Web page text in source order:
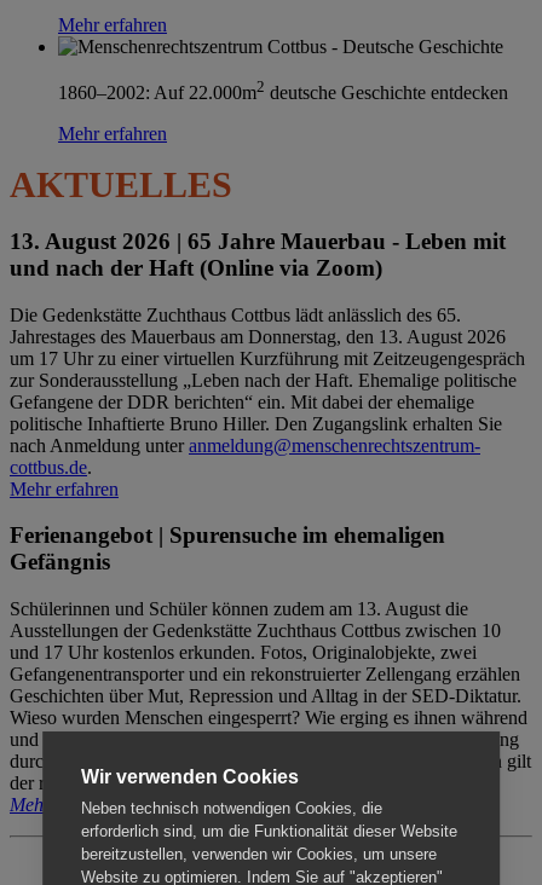
Mehr erfahren
1860–2002: Auf 22.000m2 deutsche Geschichte entdecken
Mehr erfahren
AKTUELLES
13. August 2026 | 65 Jahre Mauerbau - Leben mit
und nach der Haft (Online via Zoom)
Die Gedenkstätte Zuchthaus Cottbus lädt anlässlich des 65.
Jahrestages des Mauerbaus am Donnerstag, den 13. August 2026
um 17 Uhr zu einer virtuellen Kurzführung mit Zeitzeugengespräch
zur Sonderausstellung „Leben nach der Haft. Ehemalige politische
Gefangene der DDR berichten“ ein. Mit dabei der ehemalige
politische Inhaftierte Bruno Hiller. Den Zugangslink erhalten Sie
nach Anmeldung unteranmeldung@menschenrechtszentrum-
cottbus.de.
Mehr erfahren
Ferienangebot | Spurensuche im ehemaligen
Gefängnis
Schülerinnen und Schüler können zudem am 13. August die
Ausstellungen der Gedenkstätte Zuchthaus Cottbus zwischen 10
und 17 Uhr kostenlos erkunden. Fotos, Originalobjekte, zwei
Gefangenentransporter und ein rekonstruierter Zellengang erzählen
Geschichten über Mut, Repression und Alltag in der SED-Diktatur.
Wieso wurden Menschen eingesperrt? Wie erging es ihnen während
und nach der Haft? Der Besuch erfolgt individuell ohne Betreuung
durch das Menschenrechtszentrum Cottbus. Für Begleitpersonen gilt
der reguläre Eintritt (8€ / ermäßigt 5€).
Mehr erfahren
Wir verwenden Cookies
Neben technisch notwendigen Cookies, die
erforderlich sind, um die Funktionalität dieser Website
bereitzustellen, verwenden wir Cookies, um unsere
Website zu optimieren. Indem Sie auf "akzeptieren"